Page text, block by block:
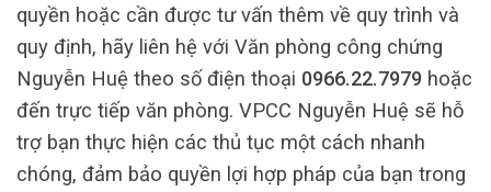
quyền hoặc cần được tư vấn thêm về quy trình và
quy định, hãy liên hệ với Văn phòng công chứng
Nguyễn Huệ theo số điện thoại 0966.22.7979 hoặc
đến trực tiếp văn phòng. VPCC Nguyễn Huệ sẽ hỗ
trợ bạn thực hiện các thủ tục một cách nhanh
chóng, đảm bảo quyền lợi hợp pháp của bạn trong